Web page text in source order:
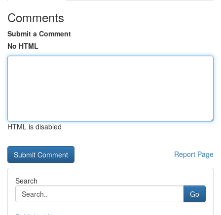
Comments
Submit a Comment
No HTML
HTML is disabled
Report Page
Search
Go